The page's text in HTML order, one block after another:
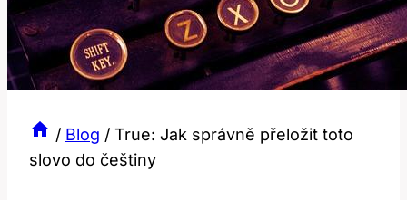
/ Blog / True: Jak správně přeložit toto
slovo do češtiny